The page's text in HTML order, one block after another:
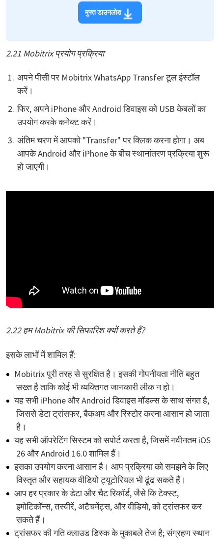
मुफ्त डाउनलोड
2.21 Mobitrix प्रयोग प्रक्रिया
अपने पीसी पर Mobitrix WhatsApp Transfer टूल इंस्टॉल
करें।
फिर, अपने iPhone और Android डिवाइस को USB केबलों का
उपयोग करके कनेक्ट करें।
अंतिम चरण में आपको "Transfer" पर क्लिक करना होगा। अब
आपके Android और iPhone के बीच स्थानांतरण प्रक्रिया शुरू
हो जाएगी।
2.22 हम Mobitrix की सिफारिश क्यों करते हैं?
इसके लाभों में शामिल हैं:
Mobitrix पूरी तरह से सुरक्षित है। इसकी गोपनीयता नीति बहुत
सख्त है ताकि कोई भी व्यक्तिगत जानकारी लीक न हो।
यह सभी iPhone और Android डिवाइस मॉडल्स के साथ संगत है,
जिससे डेटा ट्रांसफर, बैकअप और रिस्टोर करना आसान हो जाता
है।
यह सभी ऑपरेटिंग सिस्टम को सपोर्ट करता है, जिसमें नवीनतम iOS
26 और Android 16.0 शामिल हैं।
इसका उपयोग करना आसान है। आप प्रक्रिया को समझने के लिए
विस्तृत और सहायक वीडियो ट्यूटोरियल भी ढूंढ सकते हैं।
आप हर प्रकार के डेटा और चैट रिकॉर्ड, जैसे कि टेक्स्ट,
इमोटिकॉन्स, तस्वीरें, अटैचमेंट्स, और वीडियो, को ट्रांसफर कर
सकते हैं।
ट्रांसफर की गति क्लाउड डिस्क के मुकाबले तेज है; संग्रहण स्थान